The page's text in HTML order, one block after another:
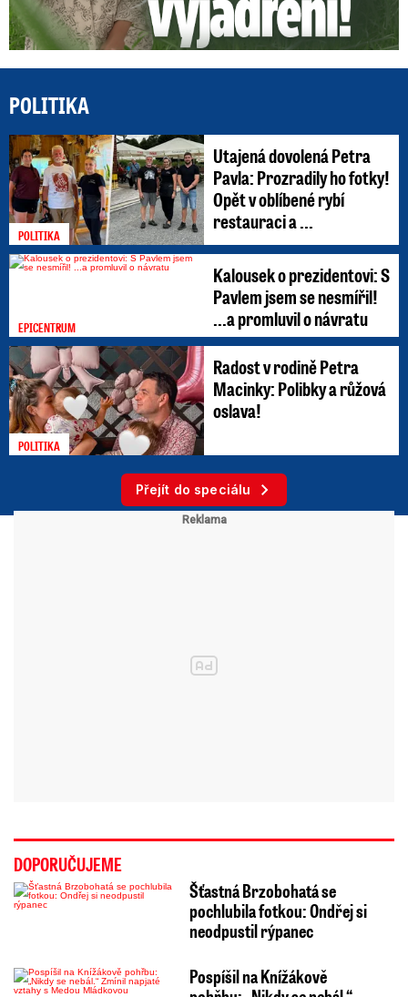
POLITIKA
POLITIKA
Utajená dovolená Petra
Pavla: Prozradily ho fotky!
Opět v oblíbené rybí
restauraci a ...
EPICENTRUM
Kalousek o prezidentovi: S
Pavlem jsem se nesmířil!
...a promluvil o návratu
POLITIKA
Radost v rodině Petra
Macinky: Polibky a růžová
oslava!
Přejít do speciálu
DOPORUČUJEME
Šťastná Brzobohatá se
pochlubila fotkou: Ondřej si
neodpustil rýpanec
Pospíšil na Knížákově